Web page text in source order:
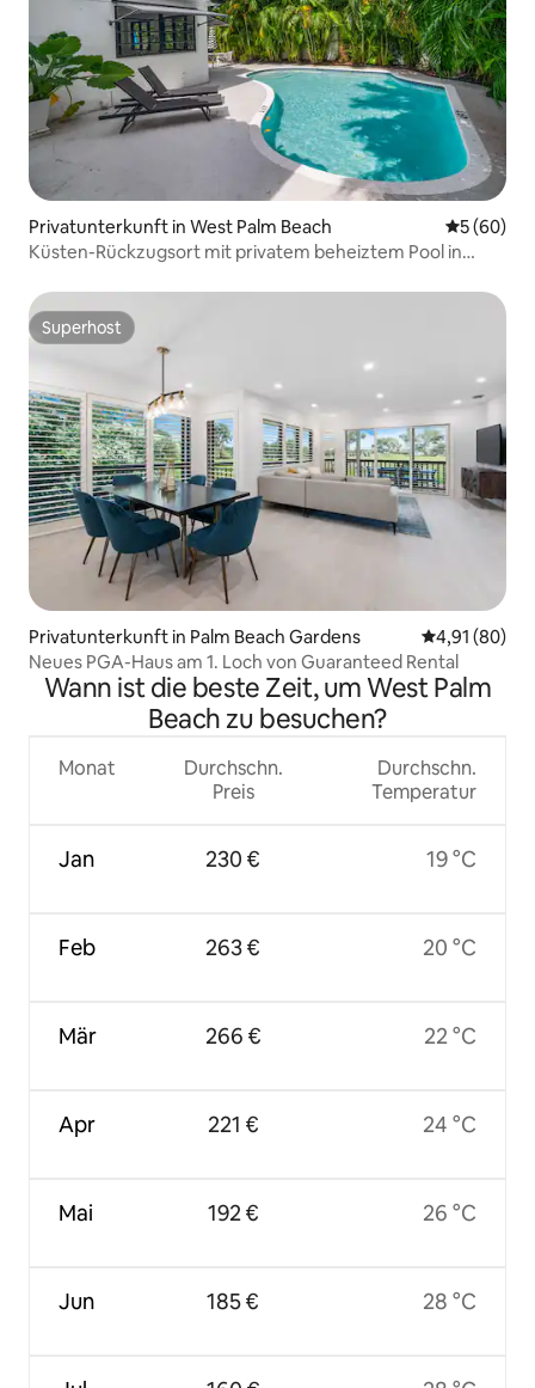
Privatunterkunft in West Palm Beach
5 (60)
Küsten-Rückzugsort mit privatem beheiztem Pool in
Superhost
Superhost
Privatunterkunft in Palm Beach Gardens
4,91 (80)
Neues PGA-Haus am 1. Loch von Guaranteed Rental
Wann ist die beste Zeit, um West Palm
Beach zu besuchen?
Monat
Jan
Feb
Mär
Apr
Mai
Jun
Durchschn.
Preis
230 €
263 €
266 €
221 €
192 €
185 €
Durchschn.
Temperatur
19 °C
20 °C
22 °C
24 °C
26 °C
28 °C